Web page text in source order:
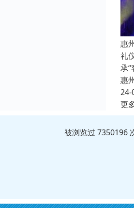
惠
礼
承
惠
24-
更
被浏览过 7350196